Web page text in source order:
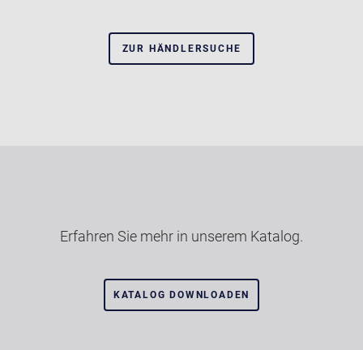
ZUR HÄNDLERSUCHE
Erfahren Sie mehr in unserem Katalog.
KATALOG DOWNLOADEN